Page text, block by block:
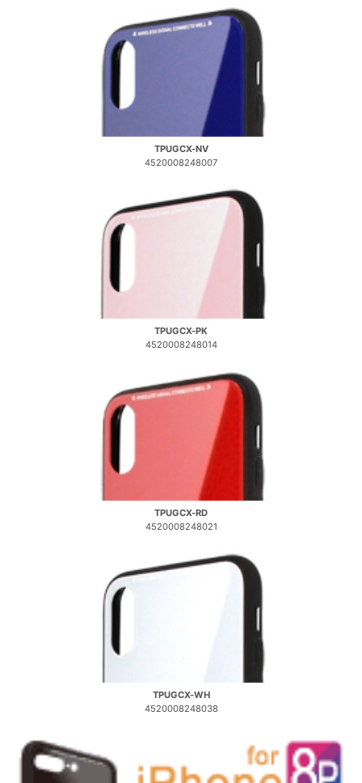
TPUGCX-NV
4520008248007
TPUGCX-PK
4520008248014
TPUGCX-RD
4520008248021
TPUGCX-WH
4520008248038